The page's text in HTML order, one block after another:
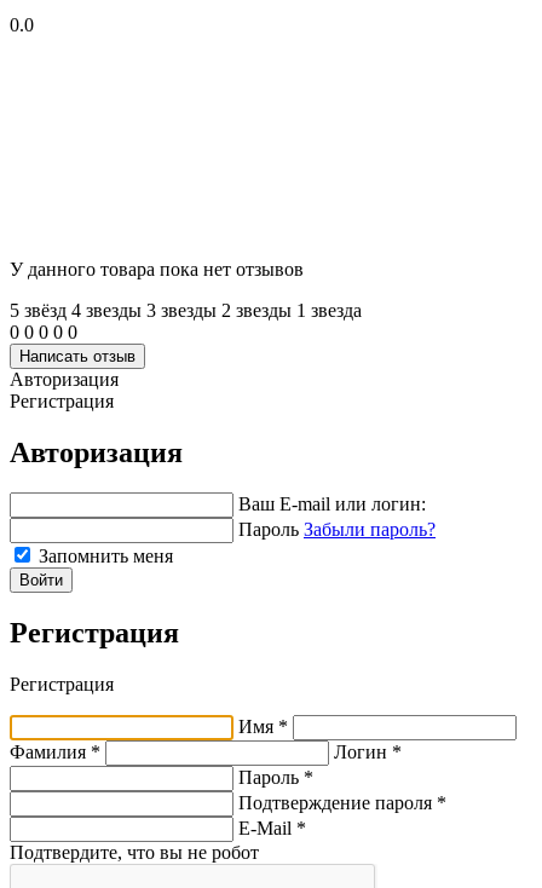
0.0
У данного товара пока нет отзывов
5 звёзд 4 звeзды 3 звeзды 2 звeзды 1 звeзда
0 0 0 0 0
Написать отзыв
Авторизация
Регистрация
Авторизация
Ваш E-mail или логин:
Пароль Забыли пароль?
Запомнить меня
Войти
Регистрация
Регистрация
Имя *
Фамилия *
Логин *
Пароль *
Подтверждение пароля *
E-Mail *
Подтвердите, что вы не робот